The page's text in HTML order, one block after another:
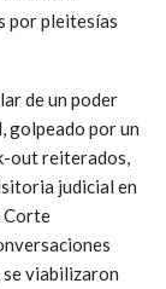
por pleitesías
de un poder
golpeado por un
out reiterados,
judicial en
Corte
viabilizaron